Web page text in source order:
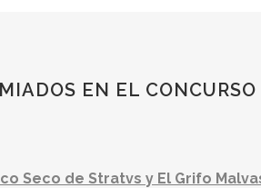
EN EL
Seco de Stratvs y El Grifo